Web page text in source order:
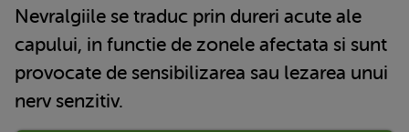
Nevralgiile se traduc prin dureri acute ale
capului, in functie de zonele afectata si sunt
provocate de sensibilizarea sau lezarea unui
nerv senzitiv.